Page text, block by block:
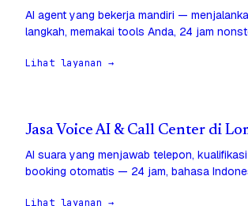
AI agent yang bekerja mandiri —
langkah, memakai tools Anda, 24 jam
Lihat layanan →
Jasa Voice AI & Call Center di
AI suara yang menjawab telepon,
booking otomatis — 24 jam, bahasa
Lihat layanan →